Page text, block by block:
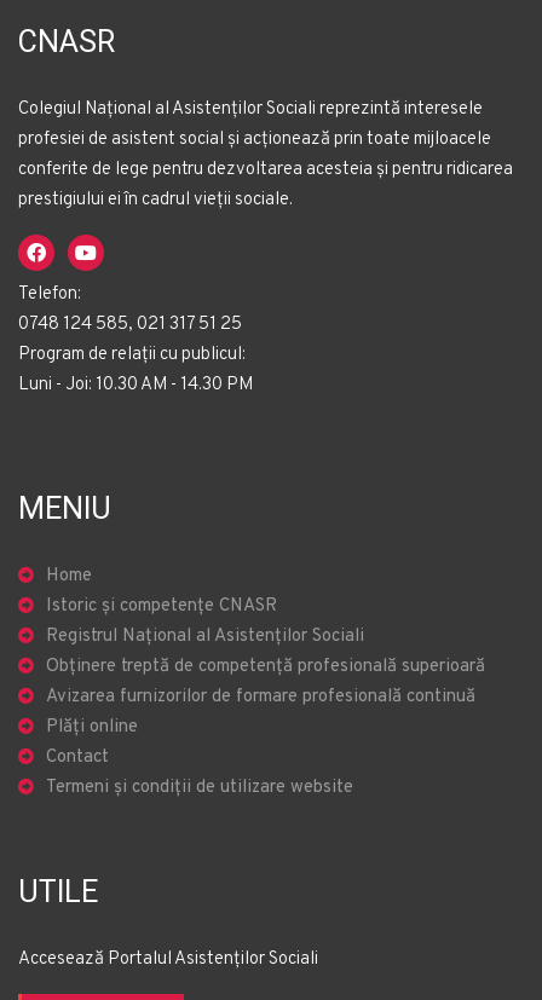
CNASR
Colegiul Național al Asistenților Sociali reprezintă interesele
profesiei de asistent social și acționează prin toate mijloacele
conferite de lege pentru dezvoltarea acesteia și pentru ridicarea
prestigiului ei în cadrul vieții sociale.
Telefon:
0748 124 585, 021 317 51 25
Program de relații cu publicul:
Luni - Joi: 10.30 AM - 14.30 PM
MENIU
Home
Istoric și competențe CNASR
Registrul Național al Asistenților Sociali
Obținere treptă de competență profesională superioară
Avizarea furnizorilor de formare profesională continuă
Plăți online
Contact
Termeni și condiții de utilizare website
UTILE
Accesează Portalul Asistenților Sociali